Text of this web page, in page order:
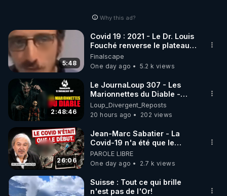
Why this ad?
5:48
Covid 19 : 2021 - Le Dr. Louis
Fouché renverse le plateau
de CNews !
Finalscape
One day ago
5.2 k views
2:48:46
Le JournaLoup 307 - Les
Marionnettes du Diable -
Loup Divergent 2026.08.07
Loup_Divergent_Reposts
20 hours ago
202 views
26:06
Jean-Marc Sabatier - La
Covid-19 n'a été que le
début - L'ARNm & l'ARNm-aa
jusqu où auront-t-il ?
PAROLE LIBRE
One day ago
2.7 k views
Suisse : Tout ce qui brille
n'est pas de l'Or!